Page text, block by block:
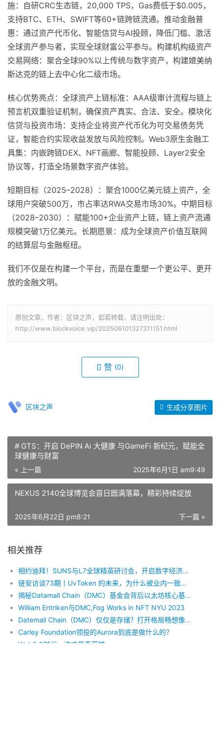
施：自研CRC生态链，20,000 TPS，Gas费低于$0.005，
支持BTC、ETH、SWIFT等60+链跨链流通。推动金融普
惠：通过资产代币化、智能信贷与AI投顾，降低门槛、激活
全球资产参与者，实现全球财富公平参与。构建机构级资产
交易网络：聚合全球90%以上传统与数字资产，构建媲美纳
斯达克的链上去中心化二级市场。
核心优势亮点：全球资产上链标准：AAA级审计流程与链上
预言机双重验证机制，确保资产真实、合法、安全。模块化
信贷与投资市场：支持企业将资产代币化为可交易债务凭
证，智能合约实现收益发放与风险控制。Web3原生金融工
具集：内嵌跨链DEX、NFT画廊、智能投顾、Layer2安全
协议等，打造全场景数字资产体验。
短期目标（2025–2028）：聚合1000亿美元链上资产，全
球用户突破500万，市占率达RWA交易市场30%。中期目标
（2028–2030）：赋能100+企业资产上链，链上资产流通
规模突破1万亿美元。长期愿景：成为全球资产价值互联网
的结算层与金融枢纽。
我们不仅是在构建一个平台，而是在重塑一个更公平、更开
放的金融文明。
原创文章，作者：区块之声，如若转载，请注明出处：
http://www.blockvoice.vip/202506101327311151.html
赞 (0)
区块之声 生成分享图片
# GTS：开启 DePIN Ai 大健康 与GameFi 新纪元，赋能全
球健康与财富
« 上一篇 2025年6月1日 am9:49
NEXUS 2140全球博览会首日圆满落幕，精彩持续绽放
下一篇 »
2025年6月22日 pm8:21
相关推荐
相约迪拜！SUNS与L7全球精英研讨会，开启数字经济新生态,SUNS震撼起航！
链安访谈73期丨UvToken 的未来，为什么被业内一致看好
揭秘Datamall Chain（DMC）基金会背后以太坊核心基金会AlephCrypto.xyz
William Entriken与DMC,Fog Works in NFT NYU 2023
Datemall Chain（DMC）仅仅是存储？打开格局畅想像未来巨大价值可能性
Carley Foundation领投的Aurora到底是做什么的？
Web3.0时代，谁才是真英雄